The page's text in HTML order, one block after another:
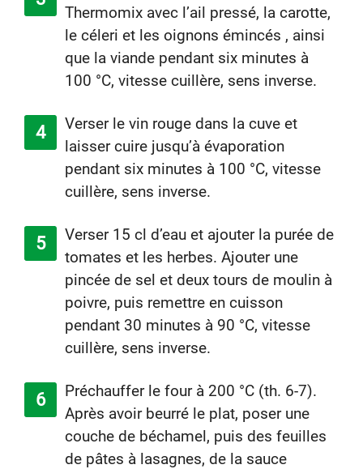
Thermomix avec l’ail pressé, la carotte,
le céleri et les oignons émincés , ainsi
que la viande pendant six minutes à
100 °C, vitesse cuillère, sens inverse.
Verser le vin rouge dans la cuve et
laisser cuire jusqu’à évaporation
pendant six minutes à 100 °C, vitesse
cuillère, sens inverse.
Verser 15 cl d’eau et ajouter la purée de
tomates et les herbes. Ajouter une
pincée de sel et deux tours de moulin à
poivre, puis remettre en cuisson
pendant 30 minutes à 90 °C, vitesse
cuillère, sens inverse.
Préchauffer le four à 200 °C (th. 6-7).
Après avoir beurré le plat, poser une
couche de béchamel, puis des feuilles
de pâtes à lasagnes, de la sauce